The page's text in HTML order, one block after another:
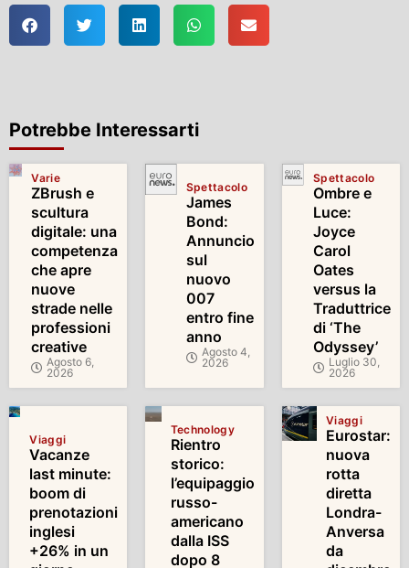
Potrebbe Interessarti
Varie
ZBrush e
scultura
digitale: una
competenza
che apre
nuove
strade nelle
professioni
creative
Agosto 6,
2026
Spettacolo
James
Bond:
Annuncio
sul
nuovo
007
entro fine
anno
Agosto 4,
2026
Spettacolo
Ombre e
Luce:
Joyce
Carol
Oates
versus la
Traduttrice
di ‘The
Odyssey’
Luglio 30,
2026
Viaggi
Vacanze
last minute:
boom di
prenotazioni
inglesi
+26% in un
Technology
Rientro
storico:
l’equipaggio
russo-
americano
dalla ISS
dopo 8
Viaggi
Eurostar:
nuova
rotta
diretta
Londra-
Anversa
da